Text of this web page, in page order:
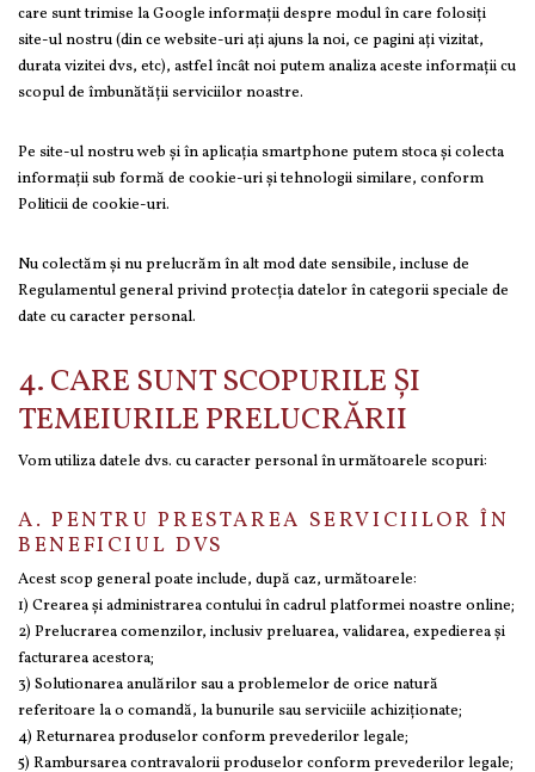
care sunt trimise la Google informații despre modul în care folosiți
site-ul nostru (din ce website-uri ați ajuns la noi, ce pagini ați vizitat,
durata vizitei dvs, etc), astfel încât noi putem analiza aceste informații cu
scopul de îmbunătății serviciilor noastre.
Pe site-ul nostru web și în aplicația smartphone putem stoca și colecta
informații sub formă de cookie-uri și tehnologii similare, conform
Politicii de cookie-uri.
Nu colectăm și nu prelucrăm în alt mod date sensibile, incluse de
Regulamentul general privind protecția datelor în categorii speciale de
date cu caracter personal.
4. CARE SUNT SCOPURILE ȘI
TEMEIURILE PRELUCRĂRII
Vom utiliza datele dvs. cu caracter personal în următoarele scopuri:
A. PENTRU PRESTAREA SERVICIILOR ÎN
BENEFICIUL DVS
Acest scop general poate include, după caz, următoarele:
1) Crearea și administrarea contului în cadrul platformei noastre online;
2) Prelucrarea comenzilor, inclusiv preluarea, validarea, expedierea și
facturarea acestora;
3) Solutionarea anulărilor sau a problemelor de orice natură
referitoare la o comandă, la bunurile sau serviciile achiziționate;
4) Returnarea produselor conform prevederilor legale;
5) Rambursarea contravalorii produselor conform prevederilor legale;